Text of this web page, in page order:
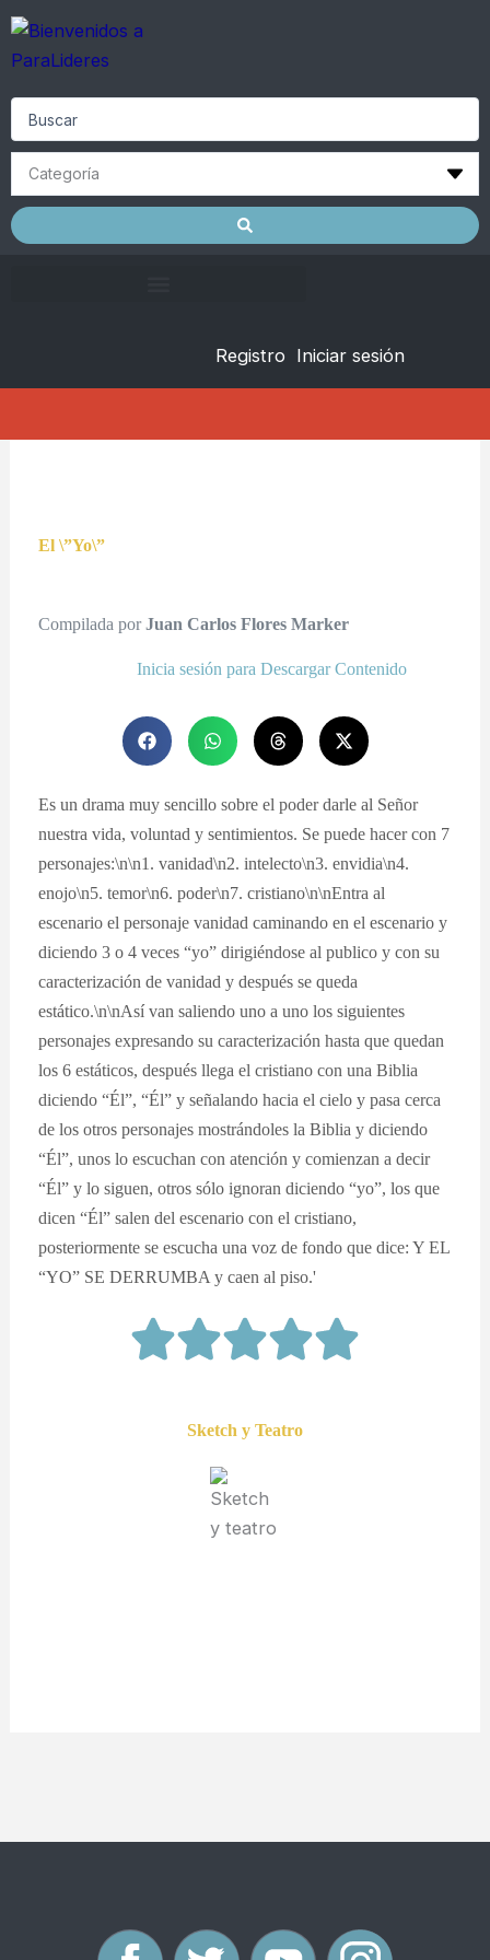
Skip
content
Registro Iniciar sesión
El \”Yo\”
Compilada porJuan Carlos Flores Marker
Inicia sesión para Descargar Contenido
Es un drama muy sencillo sobre el poder darle al Señor
nuestra vida, voluntad y sentimientos. Se puede hacer con 7
personajes:\n\n1. vanidad\n2. intelecto\n3. envidia\n4.
enojo\n5. temor\n6. poder\n7. cristiano\n\nEntra al
escenario el personaje vanidad caminando en el escenario y
diciendo 3 o 4 veces “yo” dirigiéndose al publico y con su
caracterización de vanidad y después se queda
estático.\n\nAsí van saliendo uno a uno los siguientes
personajes expresando su caracterización hasta que quedan
los 6 estáticos, después llega el cristiano con una Biblia
diciendo “Él”, “Él” y señalando hacia el cielo y pasa cerca
de los otros personajes mostrándoles la Biblia y diciendo
“Él”, unos lo escuchan con atención y comienzan a decir
“Él” y lo siguen, otros sólo ignoran diciendo “yo”, los que
dicen “Él” salen del escenario con el cristiano,
posteriormente se escucha una voz de fondo que dice: Y EL
“YO” SE DERRUMBA y caen al piso.'
Sketch y Teatro